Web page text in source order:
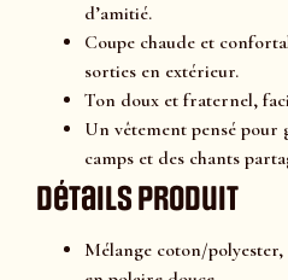
d’amitié.
Coupe chaude et
sorties en extérieur.
Ton doux et fraternel,
Un vêtement pensé pour
camps et des chants
Détails produit
Mélange coton/